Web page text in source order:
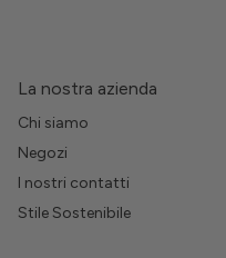
La nostra azienda
Chi siamo
Negozi
I nostri contatti
Stile Sostenibile